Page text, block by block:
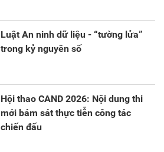
Luật An ninh dữ liệu - “tường lửa”
trong kỷ nguyên số
Hội thao CAND 2026: Nội dung thi
mới bám sát thực tiễn công tác
chiến đấu